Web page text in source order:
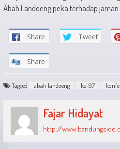
Abah Landoeng peka terhadap
Share Tweet
Share
Tagged abah landoeng ke-97
Fajar Hidayat
http://